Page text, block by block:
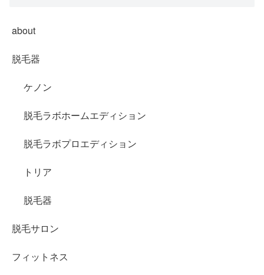
about
脱毛器
ケノン
脱毛ラボホームエディション
脱毛ラボプロエディション
トリア
脱毛器
脱毛サロン
フィットネス